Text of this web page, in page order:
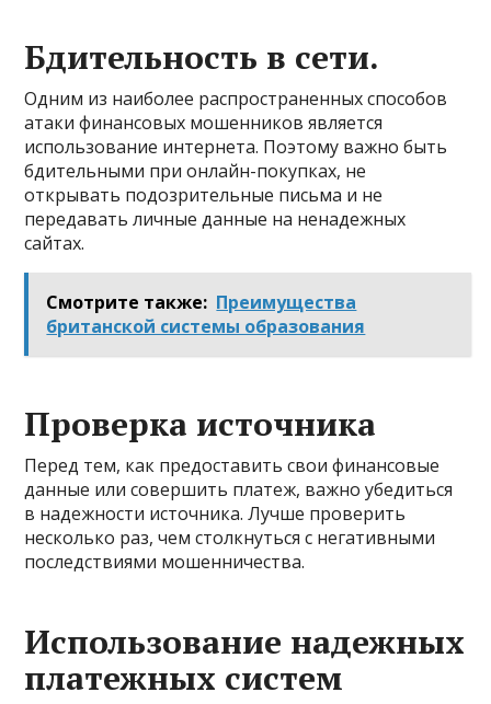
Бдительность в сети.
Одним из наиболее распространенных способов
атаки финансовых мошенников является
использование интернета. Поэтому важно быть
бдительными при онлайн-покупках, не
открывать подозрительные письма и не
передавать личные данные на ненадежных
сайтах.
Смотрите также: Преимущества
британской системы образования
Проверка источника
Перед тем, как предоставить свои финансовые
данные или совершить платеж, важно убедиться
в надежности источника. Лучше проверить
несколько раз, чем столкнуться с негативными
последствиями мошенничества.
Использование надежных
платежных систем